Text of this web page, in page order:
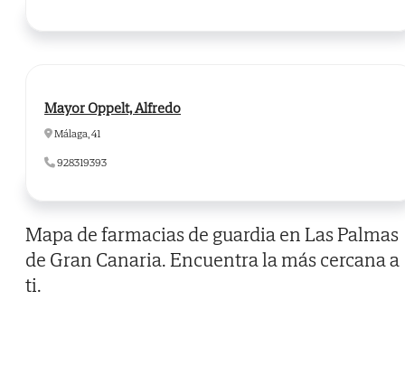
Mayor Oppelt, Alfredo
Málaga, 41
928319393
Mapa de farmacias de guardia en Las Palmas
de Gran Canaria. Encuentra la más cercana a
ti.